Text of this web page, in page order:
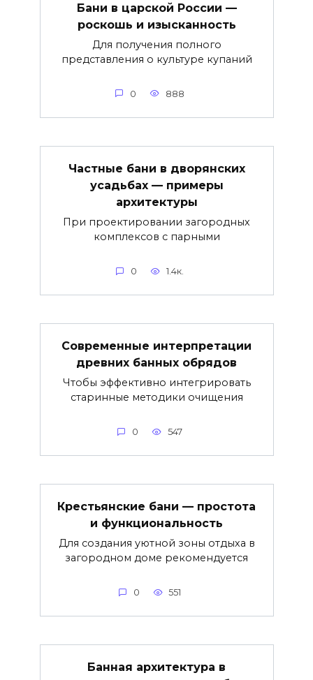
Бани в царской России —
роскошь и изысканность
Для получения полного
представления о культуре купаний
0 888
Частные бани в дворянских
усадьбах — примеры
архитектуры
При проектировании загородных
комплексов с парными
0 1.4к.
Современные интерпретации
древних банных обрядов
Чтобы эффективно интегрировать
старинные методики очищения
0 547
Крестьянские бани — простота
и функциональность
Для создания уютной зоны отдыха в
загородном доме рекомендуется
0 551
Банная архитектура в